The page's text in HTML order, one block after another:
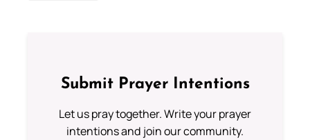
Submit Prayer Intentions
Let us pray together. Write your prayer
intentions and join our community.